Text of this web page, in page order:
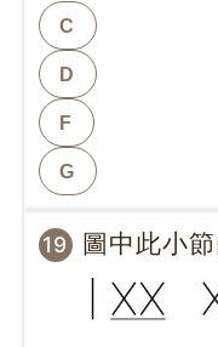
C
D
F
G
19 圖中此小